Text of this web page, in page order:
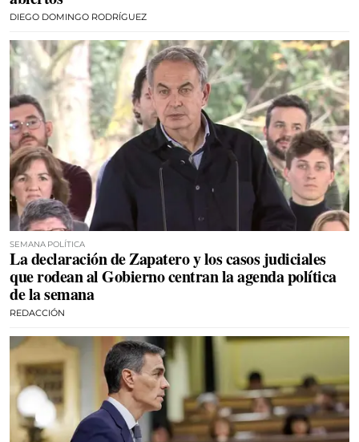
DIEGO DOMINGO RODRÍGUEZ
SEMANA POLÍTICA
La declaración de Zapatero y los casos judiciales
que rodean al Gobierno centran la agenda política
de la semana
REDACCIÓN